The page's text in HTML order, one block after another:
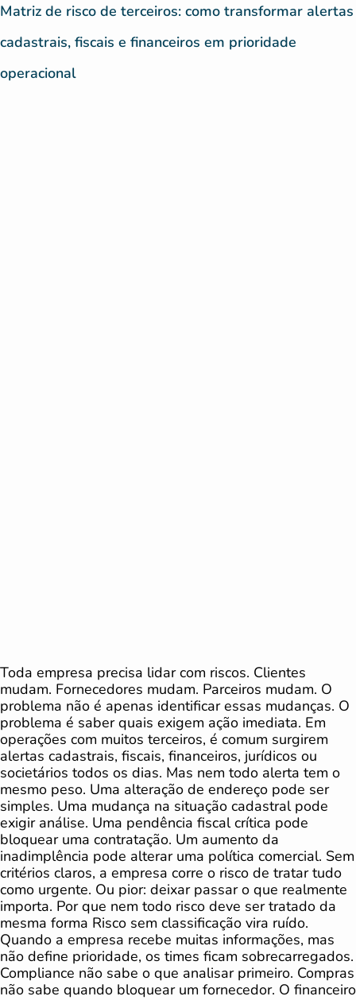
Matriz de risco de terceiros: como transformar alertas
cadastrais, fiscais e financeiros em prioridade
operacional
Toda empresa precisa lidar com riscos. Clientes
mudam. Fornecedores mudam. Parceiros mudam. O
problema não é apenas identificar essas mudanças. O
problema é saber quais exigem ação imediata. Em
operações com muitos terceiros, é comum surgirem
alertas cadastrais, fiscais, financeiros, jurídicos ou
societários todos os dias. Mas nem todo alerta tem o
mesmo peso. Uma alteração de endereço pode ser
simples. Uma mudança na situação cadastral pode
exigir análise. Uma pendência fiscal crítica pode
bloquear uma contratação. Um aumento da
inadimplência pode alterar uma política comercial. Sem
critérios claros, a empresa corre o risco de tratar tudo
como urgente. Ou pior: deixar passar o que realmente
importa. Por que nem todo risco deve ser tratado da
mesma forma Risco sem classificação vira ruído.
Quando a empresa recebe muitas informações, mas
não define prioridade, os times ficam sobrecarregados.
Compliance não sabe o que analisar primeiro. Compras
não sabe quando bloquear um fornecedor. O financeiro